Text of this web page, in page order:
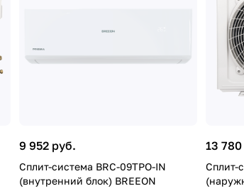
9 952 руб.
Сплит-система BRC-09TPO-IN
(внутренний блок) BREEON
13
Сплит-